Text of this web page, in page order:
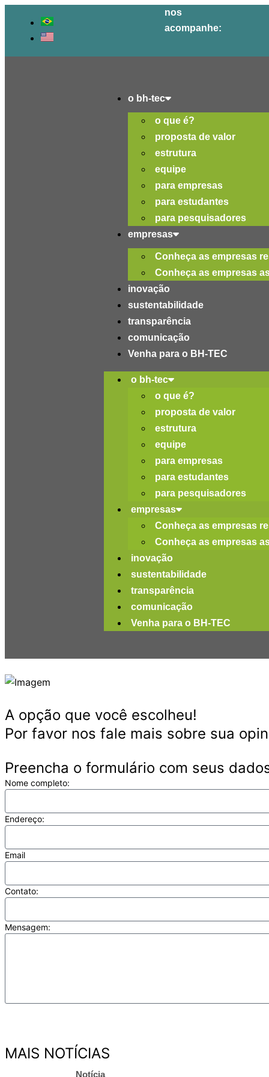
Ir
conteúdo
nos
acompanhe:
o bh-tec
o que é?
proposta de valor
estrutura
equipe
para empresas
para estudantes
para pesquisadores
empresas
Conheça as empresas
Conheça as empresas
inovação
sustentabilidade
transparência
comunicação
Venha para o BH-TEC
o bh-tec
o que é?
proposta de valor
estrutura
equipe
para empresas
para estudantes
para pesquisadores
empresas
Conheça as empresas
Conheça as empresas
inovação
sustentabilidade
transparência
comunicação
Venha para o BH-TEC
A opção que você escolheu!
Por favor nos fale mais sobre sua
Preencha o formulário com seus
Nome completo:
Endereço:
Email
Contato:
Mensagem:
MAIS NOTÍCIAS
Notícia